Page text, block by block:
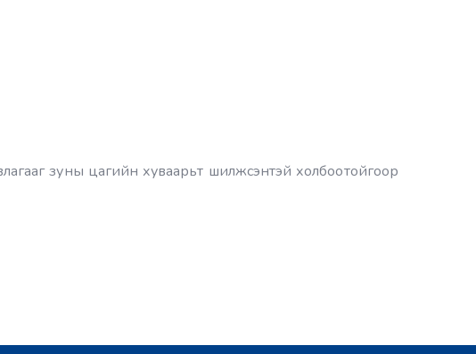
зуны цагийн хуваарьт шилжсэнтэй холбоотойгоор